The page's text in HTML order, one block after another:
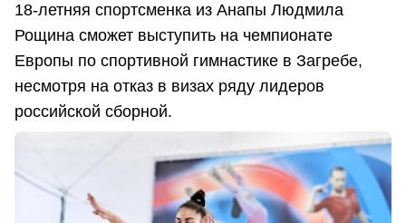
18-летняя спортсменка из Анапы Людмила
Рощина сможет выступить на чемпионате
Европы по спортивной гимнастике в Загребе,
несмотря на отказ в визах ряду лидеров
российской сборной.